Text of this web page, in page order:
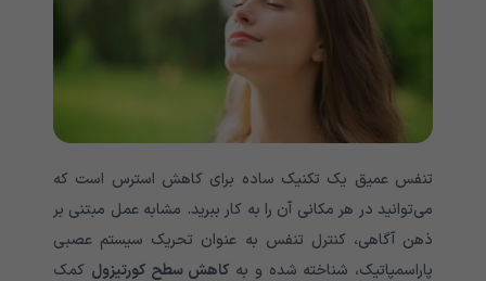
تنفس عمیق یک تکنیک ساده برای کاهش استرس است که
می‌توانید در هر مکانی آن را به کار ببرید. مشابه عمل مبتنی بر
ذهن آگاهی، کنترل تنفس به عنوان تحریک سیستم عصبی
پاراسمپاتیک، شناخته شده و به کاهش سطح کورتیزول کمک